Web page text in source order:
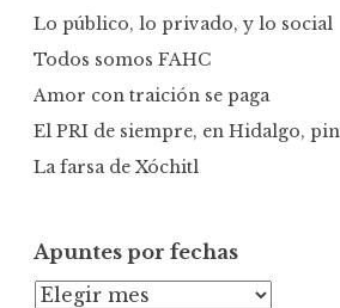
r
Lo público, lo privado, y lo social
Todos somos FAHC
Amor con traición se paga
El PRI de siempre, en Hidalgo,
La farsa de Xóchitl
Apuntes por fechas
A